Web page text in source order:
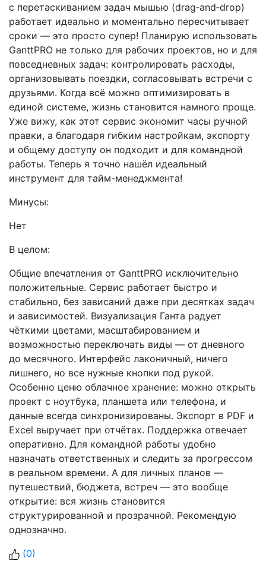
с перетаскиванием задач мышью (drag‑and‑drop)
работает идеально и моментально пересчитывает
сроки — это просто супер! Планирую использовать
GanttPRO не только для рабочих проектов, но и для
повседневных задач: контролировать расходы,
организовывать поездки, согласовывать встречи с
друзьями. Когда всё можно оптимизировать в
единой системе, жизнь становится намного проще.
Уже вижу, как этот сервис экономит часы ручной
правки, а благодаря гибким настройкам, экспорту
и общему доступу он подходит и для командной
работы. Теперь я точно нашёл идеальный
инструмент для тайм-менеджмента!
Минусы:
Нет
В целом:
Общие впечатления от GanttPRO исключительно
положительные. Сервис работает быстро и
стабильно, без зависаний даже при десятках задач
и зависимостей. Визуализация Ганта радует
чёткими цветами, масштабированием и
возможностью переключать виды — от дневного
до месячного. Интерфейс лаконичный, ничего
лишнего, но все нужные кнопки под рукой.
Особенно ценю облачное хранение: можно открыть
проект с ноутбука, планшета или телефона, и
данные всегда синхронизированы. Экспорт в PDF и
Excel выручает при отчётах. Поддержка отвечает
оперативно. Для командной работы удобно
назначать ответственных и следить за прогрессом
в реальном времени. А для личных планов —
путешествий, бюджета, встреч — это вообще
открытие: вся жизнь становится
структурированной и прозрачной. Рекомендую
однозначно.
(0)